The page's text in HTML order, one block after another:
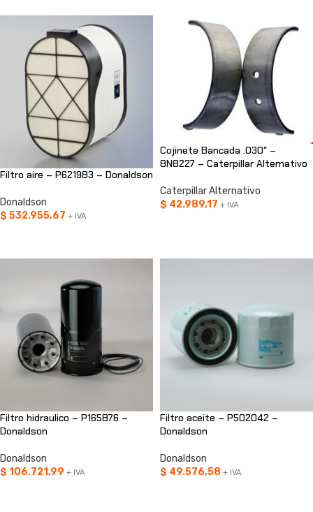
Filtro aire – P621983 – Donaldson
Donaldson
$ 532.955,67 + IVA
Cojinete Bancada .030″ –
8N8227 – Caterpillar Alternativo
Caterpillar Alternativo
$ 42.989,17 + IVA
Filtro hidraulico – P165876 –
Donaldson
Donaldson
$ 106.721,99 + IVA
Filtro aceite – P502042 –
Donaldson
Donaldson
$ 49.576,58 + IVA